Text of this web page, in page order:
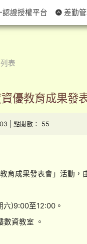
表
優教育成果發
| 點閱數： 55
育成果發表會」活動
六)9:00至12:00。
資教室 。
證授權平台 差勤